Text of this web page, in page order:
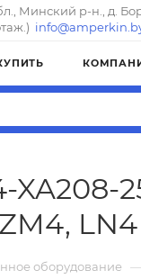
Минский р-н., д.
LN4
оборудование